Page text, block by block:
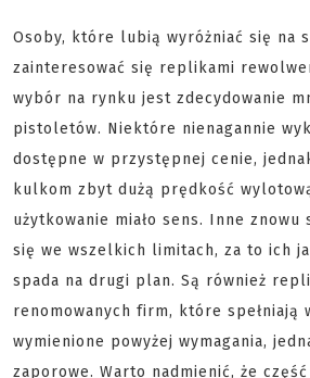
Osoby, które lubią wyróżniać się na
zainteresować się replikami
wybór na rynku jest zdecydowanie
pistoletów. Niektóre nienagannie
dostępne w przystępnej cenie,
kulkom zbyt dużą prędkość
użytkowanie miało sens. Inne znowu
się we wszelkich limitach, za to ich
spada na drugi plan. Są również
renomowanych firm, które spełniają
wymienione powyżej wymagania,
zaporowe. Warto nadmienić, że